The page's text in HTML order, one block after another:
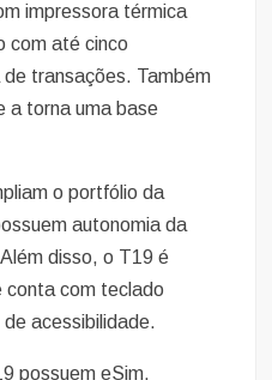
impressora térmica
com até cinco
transações. Também
a torna uma base
o portfólio da
autonomia da
disso, o T19 é
conta com teclado
acessibilidade.
possuem eSim,